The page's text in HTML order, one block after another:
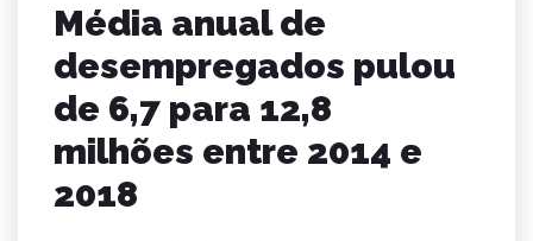
Média anual de
desempregados pulou
de 6,7 para 12,8
milhões entre 2014 e
2018